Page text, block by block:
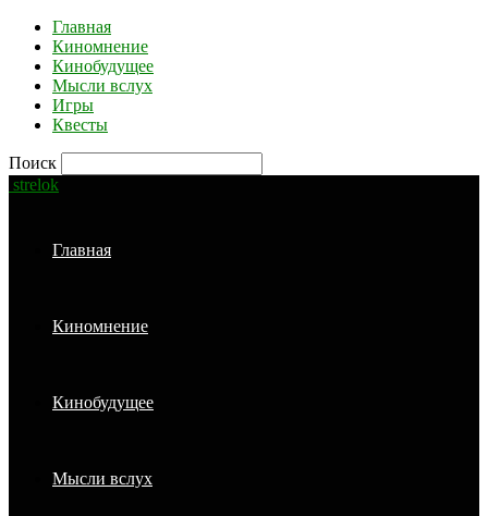
Главная
Киномнение
Кинобудущее
Мысли вслух
Игры
Квесты
Поиск
strelok
Главная
Киномнение
Кинобудущее
Мысли вслух